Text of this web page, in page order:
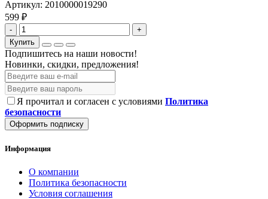
Артикул: 2010000019290
599 ₽
-
+
Купить
Подпишитесь на наши новости!
Новинки, скидки, предложения!
Я прочитал и согласен с условиями Политика
безопасности
Оформить подписку
Информация
О компании
Политика безопасности
Условия соглашения